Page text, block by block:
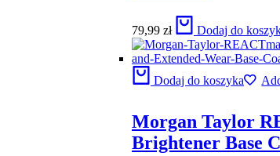
79,99 zł Dodaj do
Dodaj do koszyka
Morgan Taylor
Brightener Base